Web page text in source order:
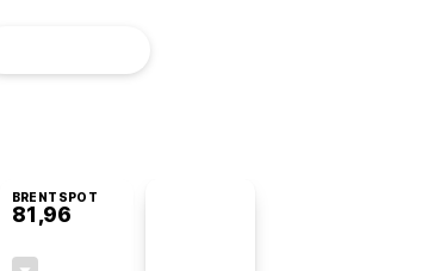
BRENTSPOT
81,96